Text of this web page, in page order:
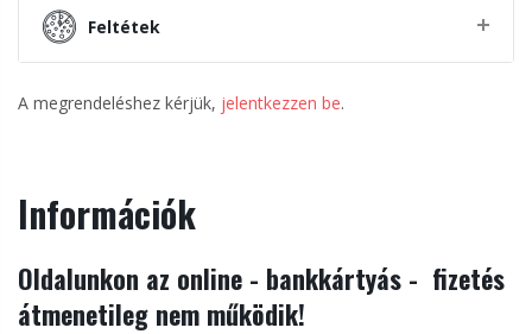
Feltétek
A megrendeléshez kérjük, jelentkezzen be.
Információk
Oldalunkon az online - bankkártyás - fizetés
átmenetileg nem működik!